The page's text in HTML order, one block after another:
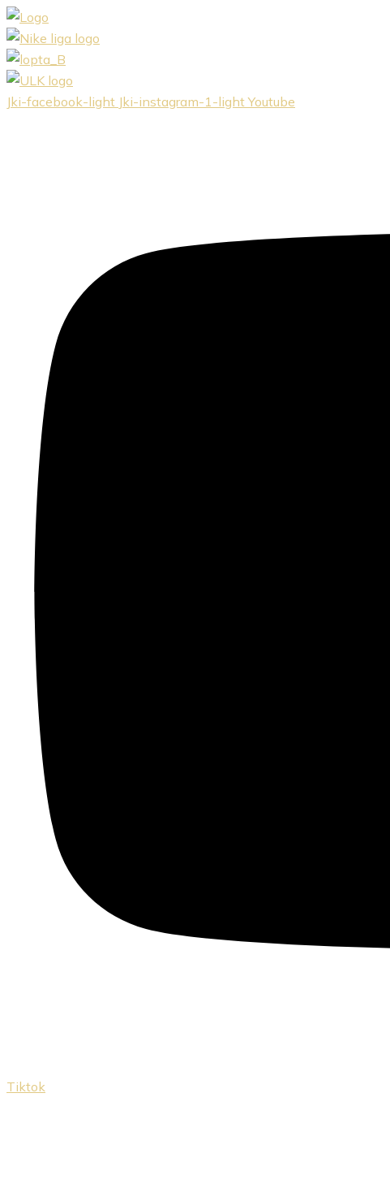
Preskočiť
na
obsah
Jki-facebook-light Jki-instagram-1-light Youtube
Tiktok